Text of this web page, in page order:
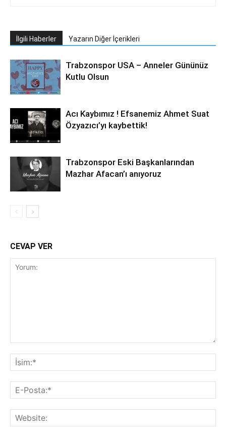
İlgili Haberler Yazarın Diğer İçerikleri
Trabzonspor USA – Anneler Gününüz
Kutlu Olsun
Acı Kaybımız ! Efsanemiz Ahmet Suat
Özyazıcı’yı kaybettik!
Trabzonspor Eski Başkanlarından
Mazhar Afacan’ı anıyoruz
CEVAP VER